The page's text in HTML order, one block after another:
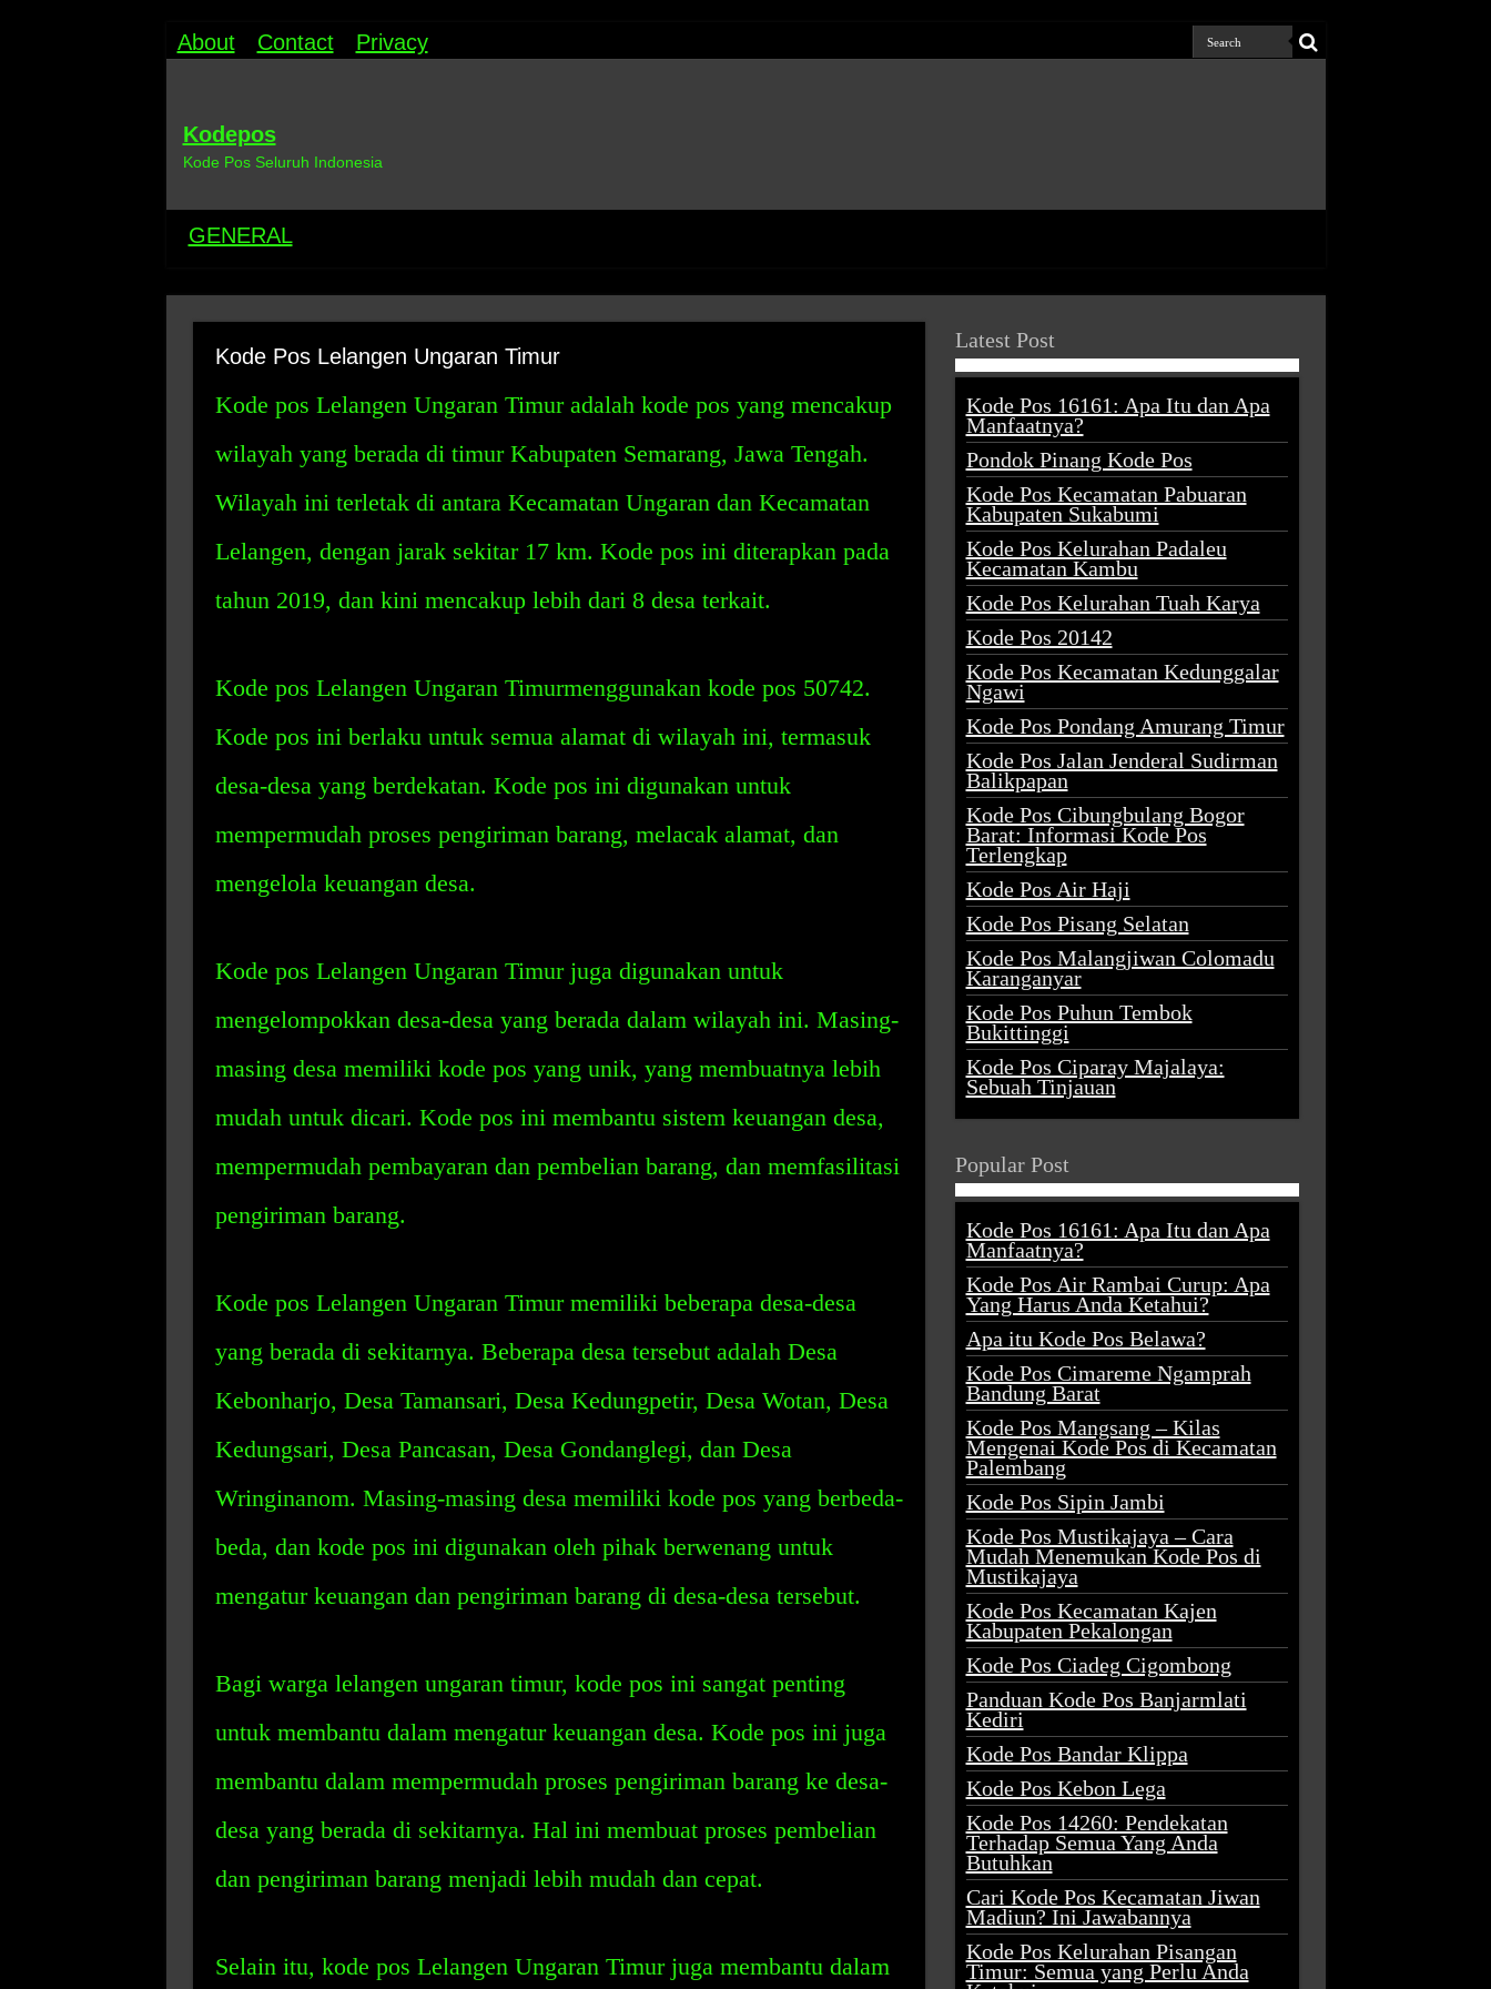
About Contact Privacy
Kodepos
Kode Pos Seluruh Indonesia
GENERAL
Kode Pos Lelangen Ungaran Timur
Kode pos Lelangen Ungaran Timur adalah kode pos yang mencakup
wilayah yang berada di timur Kabupaten Semarang, Jawa Tengah.
Wilayah ini terletak di antara Kecamatan Ungaran dan Kecamatan
Lelangen, dengan jarak sekitar 17 km. Kode pos ini diterapkan pada
tahun 2019, dan kini mencakup lebih dari 8 desa terkait.
Kode pos Lelangen Ungaran Timurmenggunakan kode pos 50742.
Kode pos ini berlaku untuk semua alamat di wilayah ini, termasuk
desa-desa yang berdekatan. Kode pos ini digunakan untuk
mempermudah proses pengiriman barang, melacak alamat, dan
mengelola keuangan desa.
Kode pos Lelangen Ungaran Timur juga digunakan untuk
mengelompokkan desa-desa yang berada dalam wilayah ini. Masing-
masing desa memiliki kode pos yang unik, yang membuatnya lebih
mudah untuk dicari. Kode pos ini membantu sistem keuangan desa,
mempermudah pembayaran dan pembelian barang, dan memfasilitasi
pengiriman barang.
Kode pos Lelangen Ungaran Timur memiliki beberapa desa-desa
yang berada di sekitarnya. Beberapa desa tersebut adalah Desa
Kebonharjo, Desa Tamansari, Desa Kedungpetir, Desa Wotan, Desa
Kedungsari, Desa Pancasan, Desa Gondanglegi, dan Desa
Wringinanom. Masing-masing desa memiliki kode pos yang berbeda-
beda, dan kode pos ini digunakan oleh pihak berwenang untuk
mengatur keuangan dan pengiriman barang di desa-desa tersebut.
Bagi warga lelangen ungaran timur, kode pos ini sangat penting
untuk membantu dalam mengatur keuangan desa. Kode pos ini juga
membantu dalam mempermudah proses pengiriman barang ke desa-
desa yang berada di sekitarnya. Hal ini membuat proses pembelian
dan pengiriman barang menjadi lebih mudah dan cepat.
Selain itu, kode pos Lelangen Ungaran Timur juga membantu dalam
Latest Post
Kode Pos 16161: Apa Itu dan Apa
Manfaatnya?
Pondok Pinang Kode Pos
Kode Pos Kecamatan Pabuaran
Kabupaten Sukabumi
Kode Pos Kelurahan Padaleu
Kecamatan Kambu
Kode Pos Kelurahan Tuah Karya
Kode Pos 20142
Kode Pos Kecamatan Kedunggalar
Ngawi
Kode Pos Pondang Amurang Timur
Kode Pos Jalan Jenderal Sudirman
Balikpapan
Kode Pos Cibungbulang Bogor
Barat: Informasi Kode Pos
Terlengkap
Kode Pos Air Haji
Kode Pos Pisang Selatan
Kode Pos Malangjiwan Colomadu
Karanganyar
Kode Pos Puhun Tembok
Bukittinggi
Kode Pos Ciparay Majalaya:
Sebuah Tinjauan
Popular Post
Kode Pos 16161: Apa Itu dan Apa
Manfaatnya?
Kode Pos Air Rambai Curup: Apa
Yang Harus Anda Ketahui?
Apa itu Kode Pos Belawa?
Kode Pos Cimareme Ngamprah
Bandung Barat
Kode Pos Mangsang – Kilas
Mengenai Kode Pos di Kecamatan
Palembang
Kode Pos Sipin Jambi
Kode Pos Mustikajaya – Cara
Mudah Menemukan Kode Pos di
Mustikajaya
Kode Pos Kecamatan Kajen
Kabupaten Pekalongan
Kode Pos Ciadeg Cigombong
Panduan Kode Pos Banjarmlati
Kediri
Kode Pos Bandar Klippa
Kode Pos Kebon Lega
Kode Pos 14260: Pendekatan
Terhadap Semua Yang Anda
Butuhkan
Cari Kode Pos Kecamatan Jiwan
Madiun? Ini Jawabannya
Kode Pos Kelurahan Pisangan
Timur: Semua yang Perlu Anda